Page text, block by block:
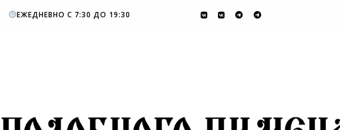
ЕЖЕДНЕВНО С 7:30 ДО 19:30